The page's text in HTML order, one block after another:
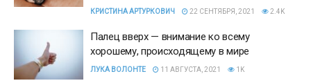
КРИСТИНА АРТУРКОВИЧ 22 СЕНТЯБРЯ, 2021 2.4K
Палец вверх — внимание ко всему
хорошему, происходящему в мире
ЛУКА ВОЛОНТЕ 11 АВГУСТА, 2021 1K